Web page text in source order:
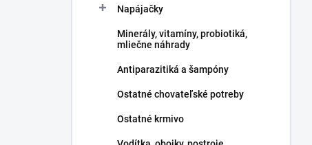
Napájačky
Minerály, vitamíny, probiotiká,
mliečne náhrady
Antiparazitiká a šampóny
Ostatné chovateľské potreby
Ostatné krmivo